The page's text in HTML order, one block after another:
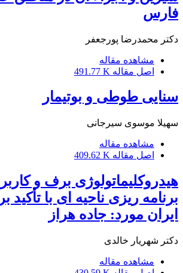
فارس
دکتر محمدرضا پورجعفر
مشاهده مقاله
اصل مقاله 491.77 K
سنایی طوطی و بوتیمار
سهیلا موسوی سیرجانی
مشاهده مقاله
اصل مقاله 409.62 K
هیدروکلیماتولوژی برف و
برنامه ریزی ناحیه ای با تأکید
ایران مورد: جاده هراز
دکتر شهریار خالدی
مشاهده مقاله